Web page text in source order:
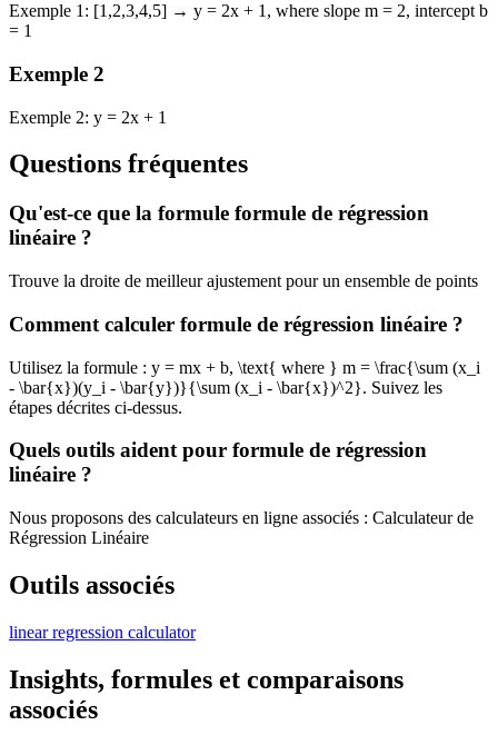
Exemple 1: [1,2,3,4,5] → y = 2x + 1, where slope m = 2, intercept b
= 1
Exemple 2
Exemple 2: y = 2x + 1
Questions fréquentes
Qu'est-ce que la formule formule de régression
linéaire ?
Trouve la droite de meilleur ajustement pour un ensemble de points
Comment calculer formule de régression linéaire ?
Utilisez la formule : y = mx + b, \text{ where } m = \frac{\sum (x_i
- \bar{x})(y_i - \bar{y})}{\sum (x_i - \bar{x})^2}. Suivez les
étapes décrites ci-dessus.
Quels outils aident pour formule de régression
linéaire ?
Nous proposons des calculateurs en ligne associés : Calculateur de
Régression Linéaire
Outils associés
linear regression calculator
Insights, formules et comparaisons
associés